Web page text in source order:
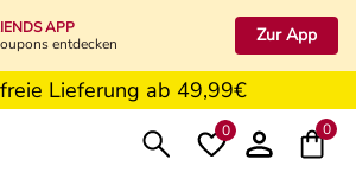
APP
entdecken
Zur App
nach Registrierung*
Retoure in der Filiale
Lieferung ab 49,99€
nach Registrierung*
0 0